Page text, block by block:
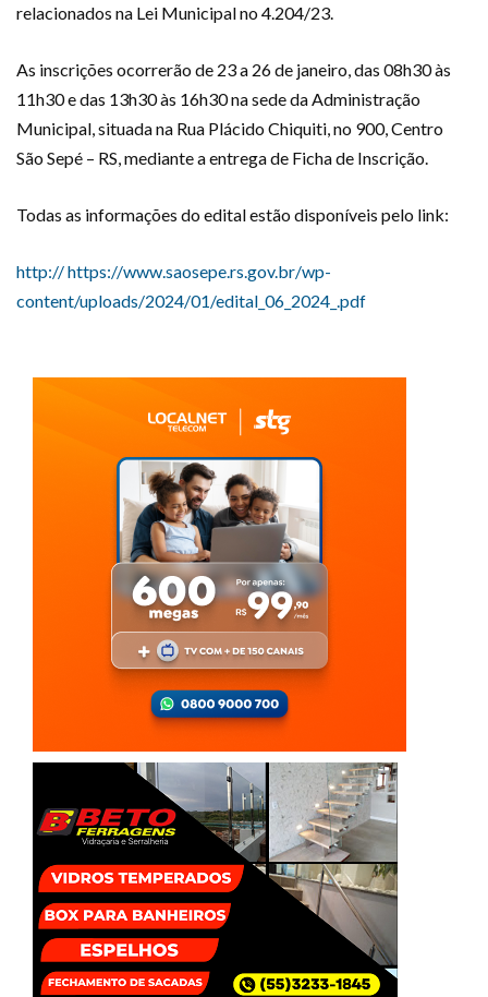
relacionados na Lei Municipal no 4.204/23.
As inscrições ocorrerão de 23 a 26 de janeiro, das 08h30 às
11h30 e das 13h30 às 16h30 na sede da Administração
Municipal, situada na Rua Plácido Chiquiti, no 900, Centro
São Sepé – RS, mediante a entrega de Ficha de Inscrição.
Todas as informações do edital estão disponíveis pelo link:
http:// https://www.saosepe.rs.gov.br/wp-
content/uploads/2024/01/edital_06_2024_.pdf